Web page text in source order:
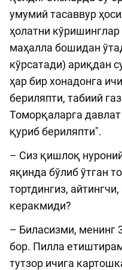
умумий тасаввур
ҳолатни
маҳалла бошидан
кўрсатади) ариқдан
ҳар бир хонадонга
бериляпти, табиий
Томорқаларга
қуриб бериляпти".
– Сиз қишлоқ
яқинда бўлиб ўтган
тортдингиз,
керакмиди?
– Биласизми, менинг
бор. Пилла
тутзор ичига